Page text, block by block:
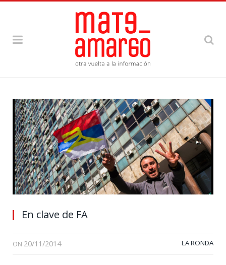
En clave de FA
ON 20/11/2014 LA RONDA